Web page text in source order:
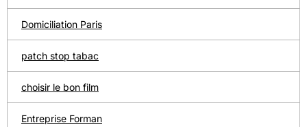
Domiciliation Paris
patch stop tabac
choisir le bon film
Entreprise Forman